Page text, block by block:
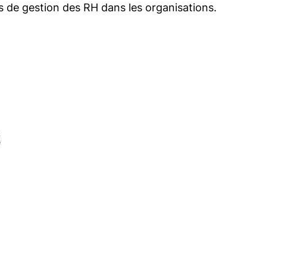
de gestion des RH dans les organisations.